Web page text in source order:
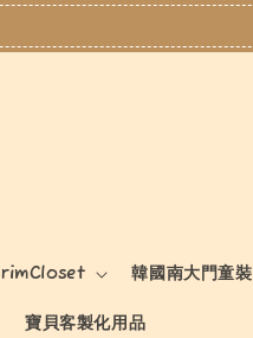
韓國南大門童裝
寶貝客製化用品